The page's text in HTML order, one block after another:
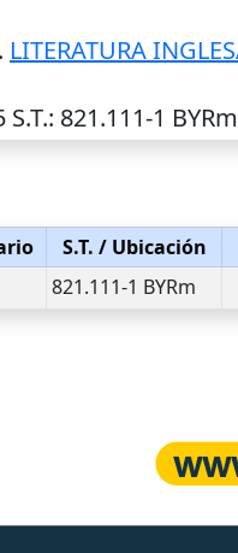
LITERATURA
S.T.: 821.111-1 BYRm
S.T. / Ubicación
821.111-1 BYRm